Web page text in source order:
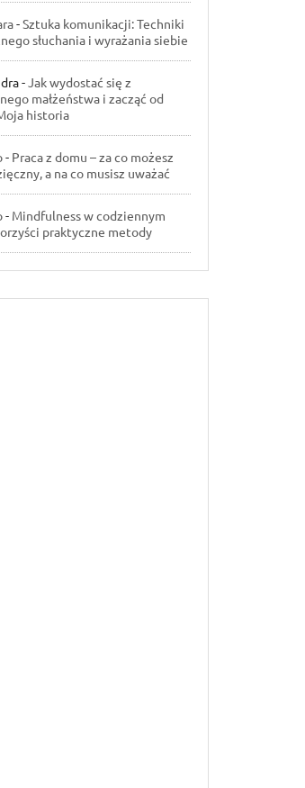
-Sztuka komunikacji: Techniki
słuchania i wyrażania siebie
-Jak wydostać się z
małżeństwa i zacząć od
historia
- Praca z domu – za co możesz
a na co musisz uważać
- Mindfulness w codziennym
praktyczne metody